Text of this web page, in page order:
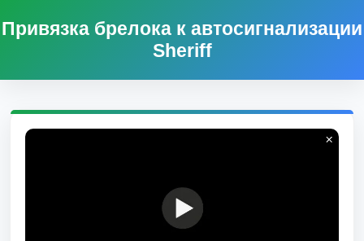
Привязка брелока к автосигнализации
Sheriff